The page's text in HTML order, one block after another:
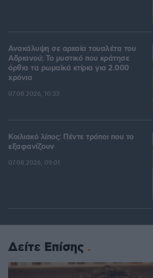
Ανακάλυψη σε αρχαία τουαλέτα του
Αδριανού: Το μυστικό που κράτησε
όρθια τα ρωμαϊκά κτίρια για 2.000
χρόνια
07.08.2026, 10:33
Κοιλιακό λίπος: Πέντε τρόποι που το
εξαφανίζουν
07.08.2026, 09:01
Δείτε Επίσης